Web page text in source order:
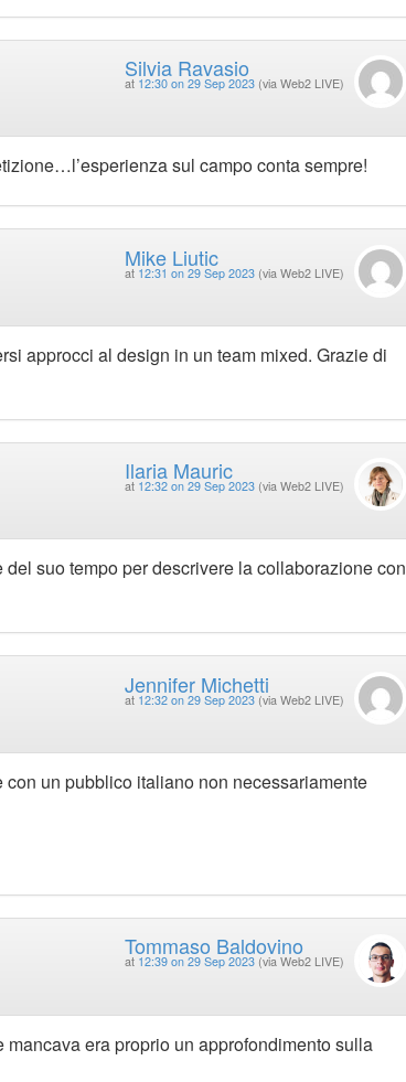
Silvia Ravasio
at 12:30 on 29 Sep 2023 (via Web2 LIVE)
sul campo conta sempre!
Mike Liutic
at 12:31 on 29 Sep 2023 (via Web2 LIVE)
approcci al design in un team mixed. Grazie di
Ilaria Mauric
at 12:32 on 29 Sep 2023 (via Web2 LIVE)
suo tempo per descrivere la collaborazione con
Jennifer Michetti
at 12:32 on 29 Sep 2023 (via Web2 LIVE)
un pubblico italiano non necessariamente
Tommaso Baldovino
at 12:39 on 29 Sep 2023 (via Web2 LIVE)
era proprio un approfondimento sulla